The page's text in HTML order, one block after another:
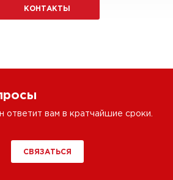
КОНТАКТЫ
вам в кратчайшие сроки.
СВЯЗАТЬСЯ